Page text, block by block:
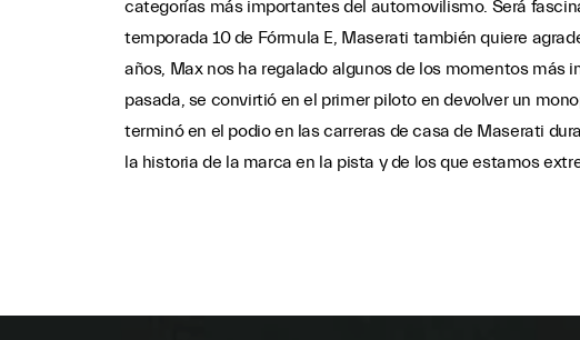
categorías más importantes del automovilismo. Será
temporada 10 de Fórmula E, Maserati también quiere
años, Max nos ha regalado algunos de los momentos
pasada, se convirtió en el primer piloto en devolver un
terminó en el podio en las carreras de casa de Maserati
la historia de la marca en la pista y de los que estamos